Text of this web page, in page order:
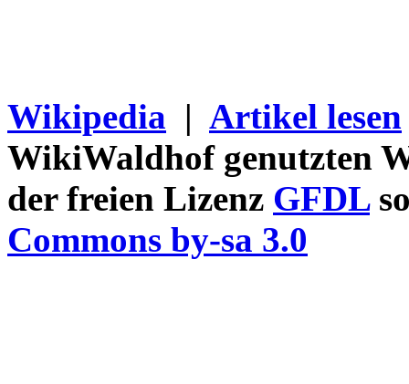
Wikipedia | Artikel lesen
WikiWaldhof genutzten
der freien Lizenz GFDL
Commons by-sa 3.0